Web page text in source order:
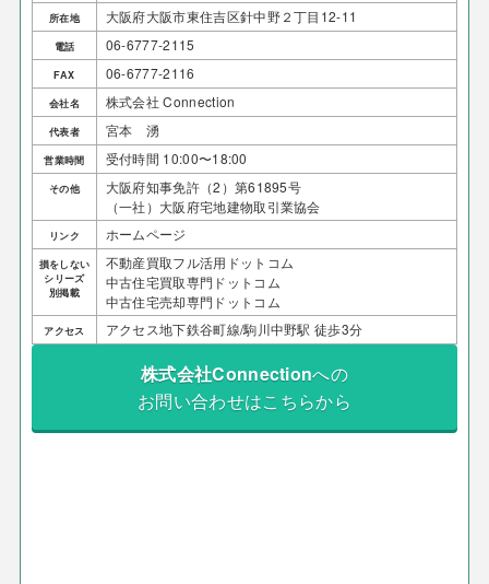
所在地 大阪府大阪市東住吉区針中野２丁目12-11
電話 06-6777-2115
FAX 06-6777-2116
会社名 株式会社 Connection
代表者 宮本 湧
営業時間 受付時間 10:00〜18:00
その他
大阪府知事免許（2）第61895号
（一社）大阪府宅地建物取引業協会
リンク ホームページ
損をしない
シリーズ
別掲載
不動産買取フル活用ドットコム
中古住宅買取専門ドットコム
中古住宅売却専門ドットコム
アクセス アクセス地下鉄谷町線/駒川中野駅 徒歩3分
株式会社Connectionへの
お問い合わせはこちらから